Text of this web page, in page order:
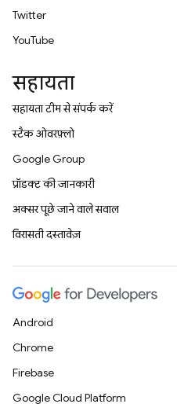
Twitter
YouTube
सहायता
सहायता टीम से संपर्क करें
स्टैक ओवरफ़्लो
Google Group
प्रॉडक्ट की जानकारी
अक्सर पूछे जाने वाले सवाल
विरासती दस्तावेज़
Android
Chrome
Firebase
Google Cloud Platform